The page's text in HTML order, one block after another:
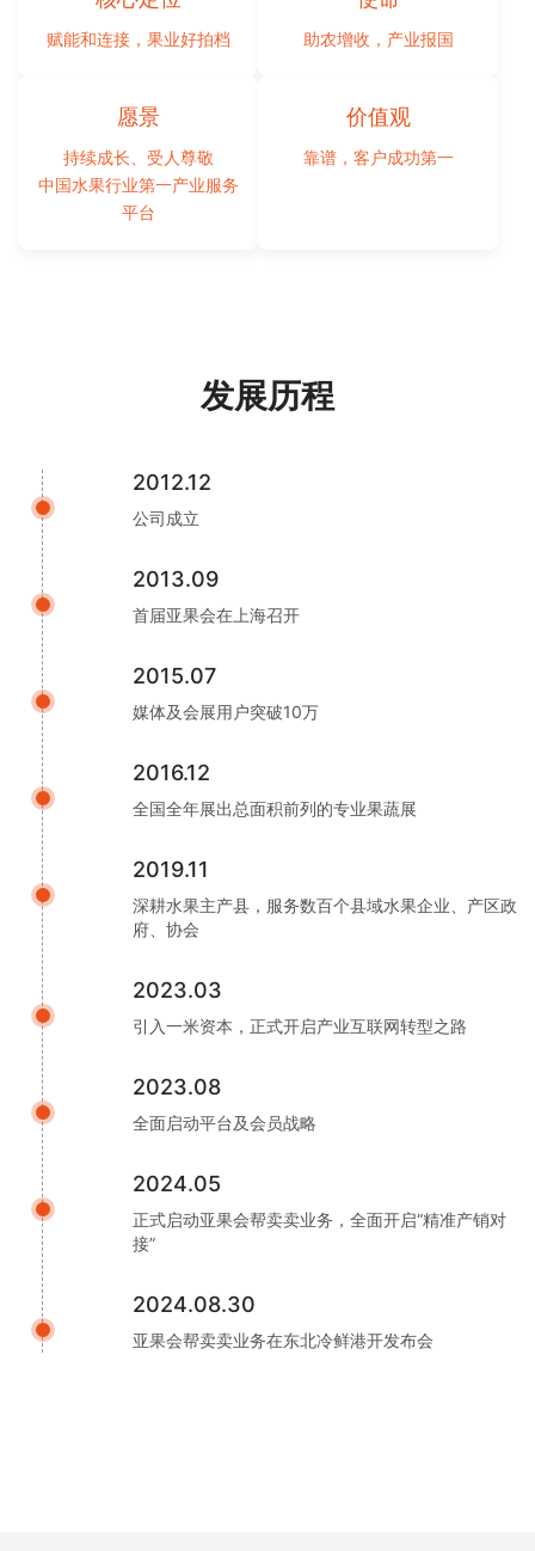
赋能和连接，果业好拍档 助农增收，产业报国
愿景
持续成长、受人尊敬
中国水果行业第一产业服务
平台
价值观
靠谱，客户成功第一
发展历程
2012.12
公司成立
2013.09
首届亚果会在上海召开
2015.07
媒体及会展用户突破10万
2016.12
全国全年展出总面积前列的专业果蔬展
2019.11
深耕水果主产县，服务数百个县域水果企业、产区政
府、协会
2023.03
引入一米资本，正式开启产业互联网转型之路
2023.08
全面启动平台及会员战略
2024.05
正式启动亚果会帮卖卖业务，全面开启“精准产销对
接”
2024.08.30
亚果会帮卖卖业务在东北冷鲜港开发布会